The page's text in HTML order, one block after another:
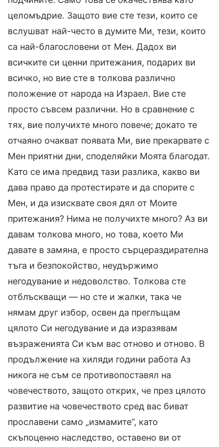
целомъдрие. Защото вие сте тези, които се
вслушват най-често в думите Ми, тези, които
са най-благословени от Мен. Дадох ви
всичките си ценни притежания, подарих ви
всичко, но вие сте в толкова различно
положение от народа на Израел. Вие сте
просто съвсем различни. Но в сравнение с
тях, вие получихте много повече; докато те
отчаяно очакват появата Ми, вие прекарвате с
Мен приятни дни, споделяйки Моята благодат.
Като се има предвид тази разлика, какво ви
дава право да протестирате и да спорите с
Мен, и да изисквате своя дял от Моите
притежания? Нима не получихте много? Аз ви
давам толкова много, но това, което Ми
давате в замяна, е просто сърцераздирателна
тъга и безпокойство, неудържимо
негодувание и недоволство. Толкова сте
отблъскващи — но сте и жалки, така че
нямам друг избор, освен да преглъщам
цялото Си негодувание и да изразявам
възраженията Си към вас отново и отново. В
продължение на хиляди години работа Аз
никога не съм се противопоставял на
човечеството, защото открих, че през цялото
развитие на човечеството сред вас биват
прославени само „измамите“, като
скъпоценно наследство, оставено ви от